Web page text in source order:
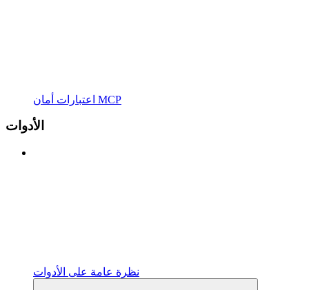
اعتبارات أمان MCP
الأدوات
نظرة عامة على الأدوات